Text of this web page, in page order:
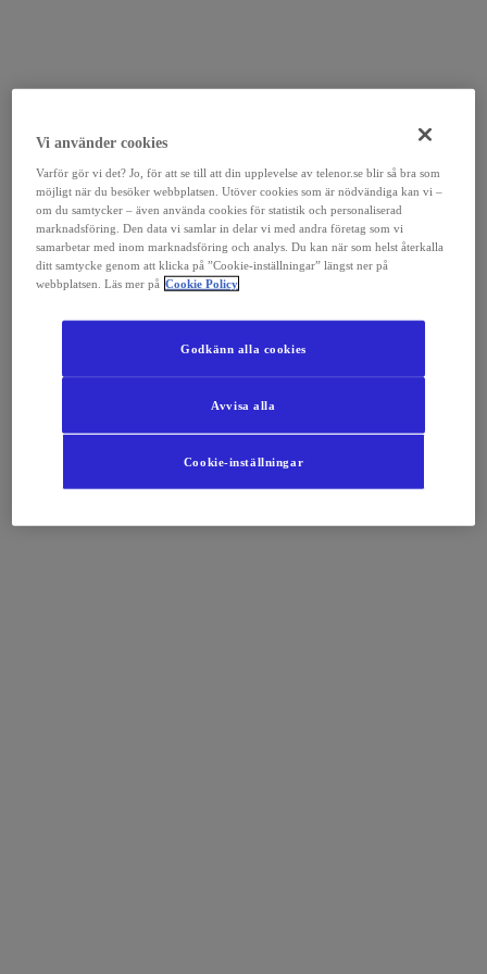
Vi använder cookies
Varför gör vi det? Jo, för att se till att din upplevelse av telenor.se blir så bra som
möjligt när du besöker webbplatsen. Utöver cookies som är nödvändiga kan vi –
om du samtycker – även använda cookies för statistik och personaliserad
marknadsföring. Den data vi samlar in delar vi med andra företag som vi
samarbetar med inom marknadsföring och analys. Du kan när som helst återkalla
ditt samtycke genom att klicka på ”Cookie-inställningar” längst ner på
webbplatsen. Läs mer på Cookie Policy
Cookie-inställningar
Avvisa alla
Godkänn alla cookies